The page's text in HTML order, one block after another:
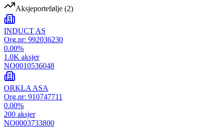
Aksjeportefølje (2)
INDUCT AS
Org.nr: 992036230
0.00%
1.0K aksjer
NO0010536048
ORKLA ASA
Org.nr: 910747711
0.00%
200 aksjer
NO0003733800